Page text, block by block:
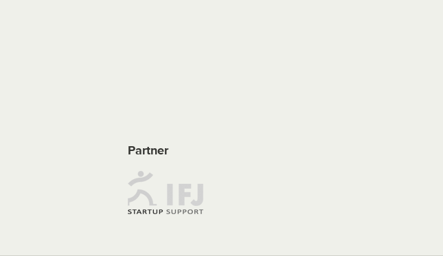
Partner